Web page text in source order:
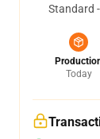
Standard
Today